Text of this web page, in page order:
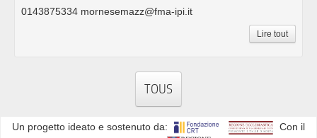
0143875334 mornesemazz@fma-ipi.it
Lire tout
TOUS
Un progetto ideato e sostenuto da:
Con il